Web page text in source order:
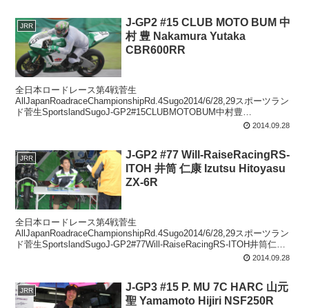
JRR
J-GP2 #15 CLUB MOTO BUM 中
村 豊 Nakamura Yutaka
CBR600RR
全日本ロードレース第4戦菅生
AllJapanRoadraceChampionshipRd.4Sugo2014/6/28,29スポーツラン
ド菅生SportslandSugoJ-GP2#15CLUBMOTOBUM中村豊
2014.09.28
JRR
J-GP2 #77 Will-RaiseRacingRS-
ITOH 井筒 仁康 Izutsu Hitoyasu
ZX-6R
全日本ロードレース第4戦菅生
AllJapanRoadraceChampionshipRd.4Sugo2014/6/28,29スポーツラン
ド菅生SportslandSugoJ-GP2#77Will-RaiseRacingRS-ITOH井筒仁
2014.09.28
JRR
J-GP3 #15 P. MU 7C HARC 山元
聖 Yamamoto Hijiri NSF250R